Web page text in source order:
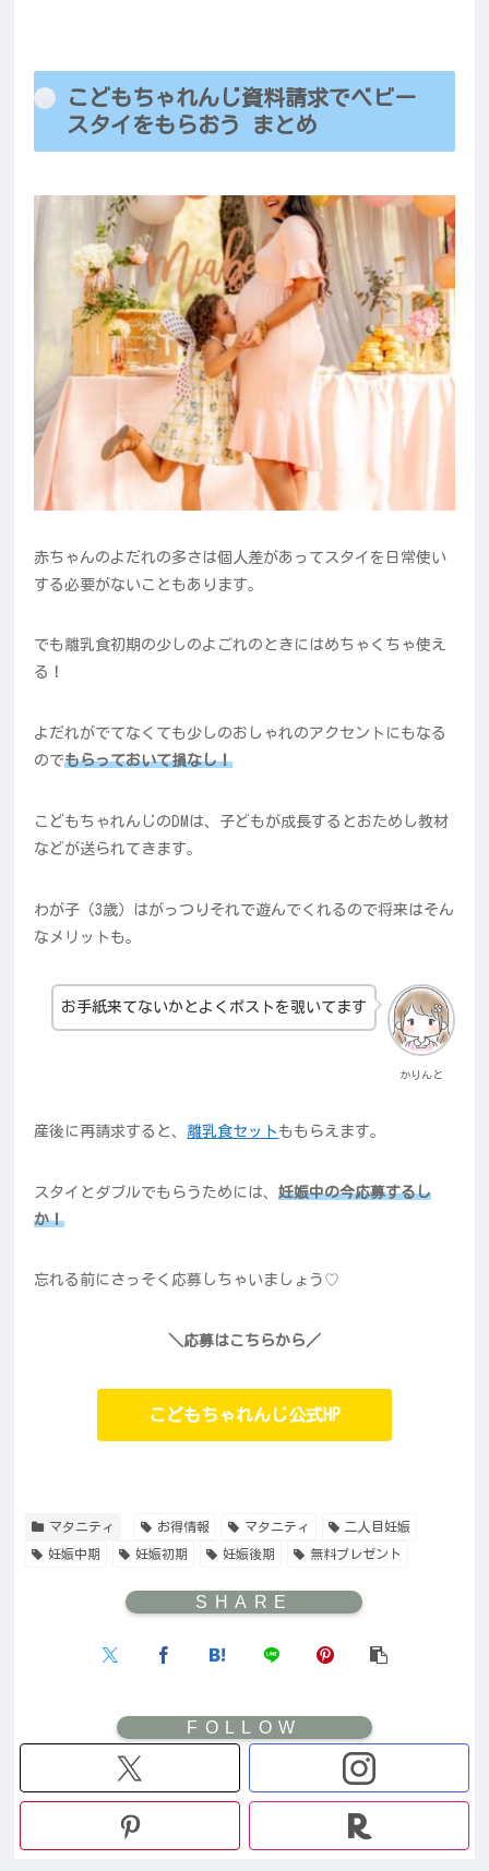
こどもちゃれんじ資料請求でベビー
スタイをもらおう まとめ
赤ちゃんのよだれの多さは個人差があってスタイを日常使い
する必要がないこともあります。
でも離乳食初期の少しのよごれのときにはめちゃくちゃ使え
る！
よだれがでてなくても少しのおしゃれのアクセントにもなる
のでもらっておいて損なし！
こどもちゃれんじのDMは、子どもが成長するとおためし教材
などが送られてきます。
わが子（3歳）はがっつりそれで遊んでくれるので将来はそん
なメリットも。
かりんと
お手紙来てないかとよくポストを覗いてます
産後に再請求すると、 離乳食セット ももらえます。
スタイとダブルでもらうためには、妊娠中の今応募するし
か！
忘れる前にさっそく応募しちゃいましょう♡
＼応募はこちらから／
こどもちゃれんじ公式HP
マタニティ お得情報 マタニティ 二人目妊娠
妊娠中期 妊娠初期 妊娠後期 無料プレゼント